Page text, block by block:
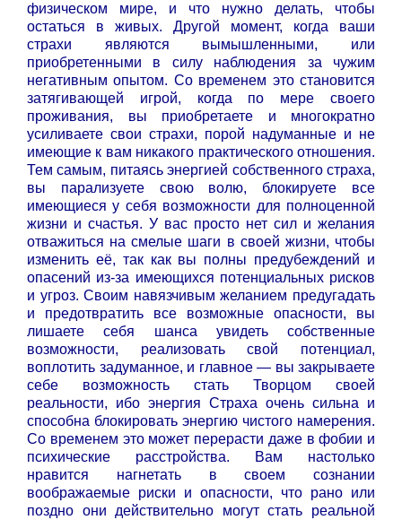
физическом мире, и что нужно делать, чтобы
остаться в живых. Другой момент, когда ваши
страхи являются вымышленными, или
приобретенными в силу наблюдения за чужим
негативным опытом. Со временем это становится
затягивающей игрой, когда по мере своего
проживания, вы приобретаете и многократно
усиливаете свои страхи, порой надуманные и не
имеющие к вам никакого практического отношения.
Тем самым, питаясь энергией собственного страха,
вы парализуете свою волю, блокируете все
имеющиеся у себя возможности для полноценной
жизни и счастья. У вас просто нет сил и желания
отважиться на смелые шаги в своей жизни, чтобы
изменить её, так как вы полны предубеждений и
опасений из-за имеющихся потенциальных рисков
и угроз. Своим навязчивым желанием предугадать
и предотвратить все возможные опасности, вы
лишаете себя шанса увидеть собственные
возможности, реализовать свой потенциал,
воплотить задуманное, и главное — вы закрываете
себе возможность стать Творцом своей
реальности, ибо энергия Страха очень сильна и
способна блокировать энергию чистого намерения.
Со временем это может перерасти даже в фобии и
психические расстройства. Вам настолько
нравится нагнетать в своем сознании
воображаемые риски и опасности, что рано или
поздно они действительно могут стать реальной